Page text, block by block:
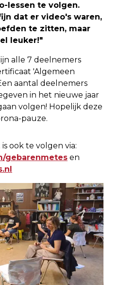
lessen te volgen.
dat er video's waren,
te zitten, maar
leuker!"
alle 7 deelnemers
'Algemeen
aantal deelnemers
in het nieuwe jaar
volgen! Hopelijk deze
pauze.
ook te volgen via:
gebarenmetes en